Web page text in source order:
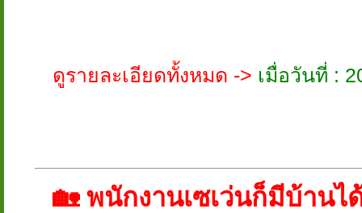
ดูรายละเอียดทั้งหมด -> เมื่อวันที่ :
🏡 พนักงานเซเว่นก็มีบ้าน